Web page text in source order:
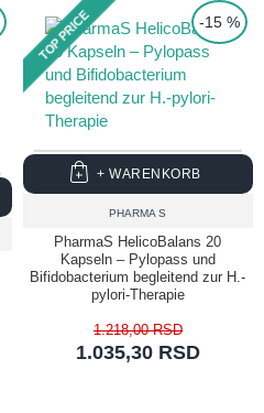
TOP PRICE -15 %
PHARMA S
PharmaS HelicoBalans 20
Kapseln – Pylopass und
Bifidobacterium begleitend zur H.-
pylori-Therapie
1.035,30 RSD
1.218,00 RSD
+ WARENKORB